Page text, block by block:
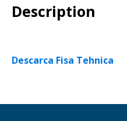
Description
Descarca Fisa Tehnica